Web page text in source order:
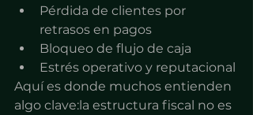
Pérdida de clientes por
retrasos en pagos
Bloqueo de flujo de caja
Estrés operativo y reputacional
Aquí es donde muchos entienden
algo clave:la estructura fiscal no es